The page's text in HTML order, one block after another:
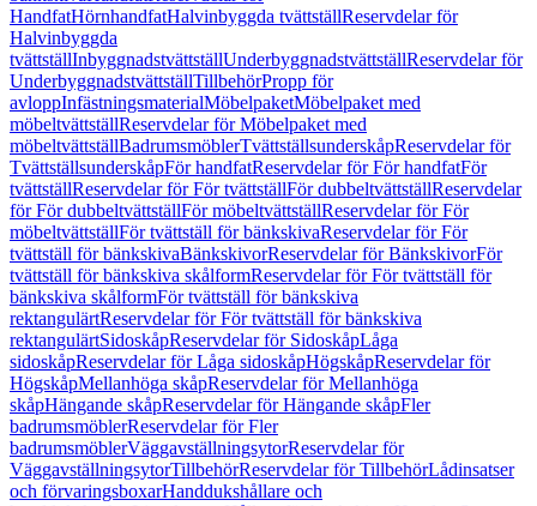
HandfatHörnhandfatHalvinbyggda tvättställReservdelar för
Halvinbyggda
tvättställInbyggnadstvättställUnderbyggnadstvättställReservdelar för
UnderbyggnadstvättställTillbehörPropp för
avloppInfästningsmaterialMöbelpaketMöbelpaket med
möbeltvättställReservdelar för Möbelpaket med
möbeltvättställBadrumsmöblerTvättställsunderskåpReservdelar för
TvättställsunderskåpFör handfatReservdelar för För handfatFör
tvättställReservdelar för För tvättställFör dubbeltvättställReservdelar
för För dubbeltvättställFör möbeltvättställReservdelar för För
möbeltvättställFör tvättställ för bänkskivaReservdelar för För
tvättställ för bänkskivaBänkskivorReservdelar för BänkskivorFör
tvättställ för bänkskiva skålformReservdelar för För tvättställ för
bänkskiva skålformFör tvättställ för bänkskiva
rektangulärtReservdelar för För tvättställ för bänkskiva
rektangulärtSidoskåpReservdelar för SidoskåpLåga
sidoskåpReservdelar för Låga sidoskåpHögskåpReservdelar för
HögskåpMellanhöga skåpReservdelar för Mellanhöga
skåpHängande skåpReservdelar för Hängande skåpFler
badrumsmöblerReservdelar för Fler
badrumsmöblerVäggavställningsytorReservdelar för
VäggavställningsytorTillbehörReservdelar för TillbehörLådinsatser
och förvaringsboxarHanddukshållare och